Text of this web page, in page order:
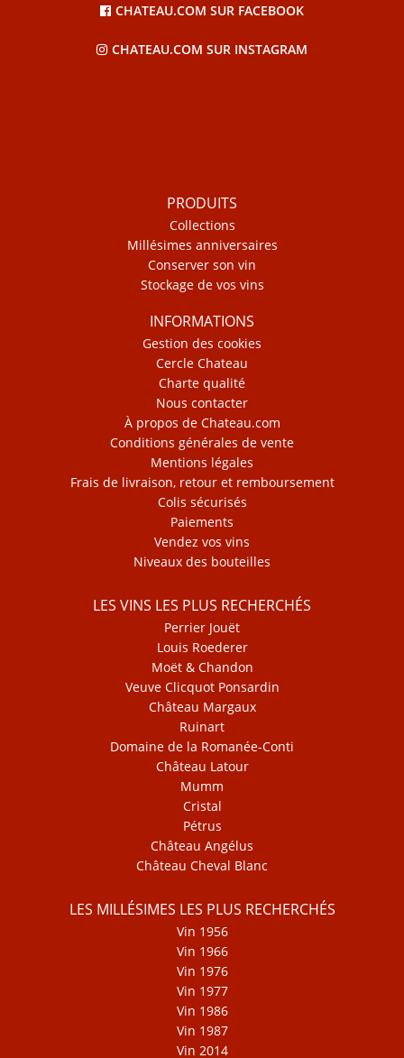
CHATEAU.COM SUR FACEBOOK
CHATEAU.COM SUR INSTAGRAM
PRODUITS
Collections
Millésimes anniversaires
Conserver son vin
Stockage de vos vins
INFORMATIONS
Gestion des cookies
Cercle Chateau
Charte qualité
Nous contacter
À propos de Chateau.com
Conditions générales de vente
Mentions légales
Frais de livraison, retour et remboursement
Colis sécurisés
Paiements
Vendez vos vins
Niveaux des bouteilles
LES VINS LES PLUS RECHERCHÉS
Perrier Jouët
Louis Roederer
Moët & Chandon
Veuve Clicquot Ponsardin
Château Margaux
Ruinart
Domaine de la Romanée-Conti
Château Latour
Mumm
Cristal
Pétrus
Château Angélus
Château Cheval Blanc
LES MILLÉSIMES LES PLUS RECHERCHÉS
Vin 1956
Vin 1966
Vin 1976
Vin 1977
Vin 1986
Vin 1987
Vin 2014